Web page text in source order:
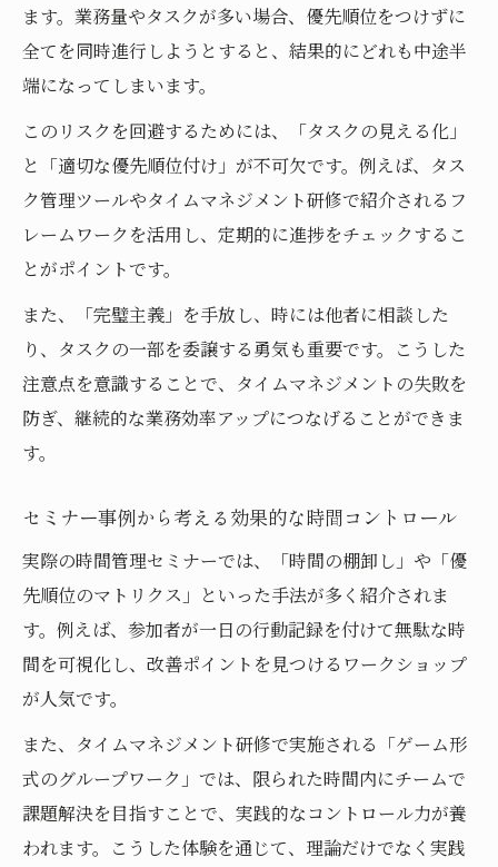
ます。業務量やタスクが多い場合、優先順位をつけずに
全てを同時進行しようとすると、結果的にどれも中途半
端になってしまいます。
このリスクを回避するためには、「タスクの見える化」
と「適切な優先順位付け」が不可欠です。例えば、タス
ク管理ツールやタイムマネジメント研修で紹介されるフ
レームワークを活用し、定期的に進捗をチェックするこ
とがポイントです。
また、「完璧主義」を手放し、時には他者に相談した
り、タスクの一部を委譲する勇気も重要です。こうした
注意点を意識することで、タイムマネジメントの失敗を
防ぎ、継続的な業務効率アップにつなげることができま
す。
セミナー事例から考える効果的な時間コントロール
実際の時間管理セミナーでは、「時間の棚卸し」や「優
先順位のマトリクス」といった手法が多く紹介されま
す。例えば、参加者が一日の行動記録を付けて無駄な時
間を可視化し、改善ポイントを見つけるワークショップ
が人気です。
また、タイムマネジメント研修で実施される「ゲーム形
式のグループワーク」では、限られた時間内にチームで
課題解決を目指すことで、実践的なコントロール力が養
われます。こうした体験を通じて、理論だけでなく実践